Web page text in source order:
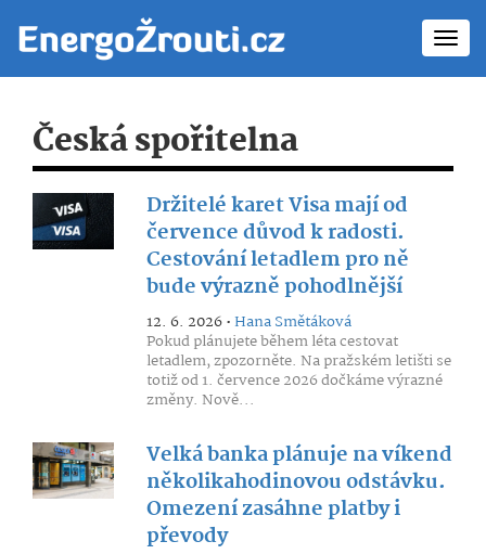
Česká spořitelna
Držitelé karet Visa mají od
července důvod k radosti.
Cestování letadlem pro ně
bude výrazně pohodlnější
12. 6. 2026 •Hana Smětáková
Pokud plánujete během léta cestovat
letadlem, zpozorněte. Na pražském letišti se
totiž od 1. července 2026 dočkáme výrazné
změny. Nově...
Velká banka plánuje na víkend
několikahodinovou odstávku.
Omezení zasáhne platby i
převody